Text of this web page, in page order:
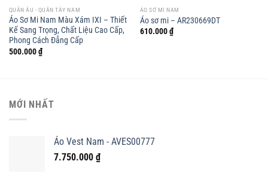
QUẦN ÂU - QUẦN TÂY NAM
Áo Sơ Mi Nam Màu Xám IXI – Thiết
Kế Sang Trọng, Chất Liệu Cao Cấp,
Phong Cách Đẳng Cấp
500.000₫
ÁO SƠ MI NAM
Áo sơ mi – AR230669DT
610.000₫
MỚI NHẤT
Áo Vest Nam - AVES00777
7.750.000 ₫